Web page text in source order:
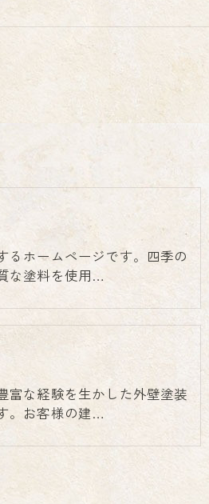
るホームページです。四季の
な塗料を使用…
富な経験を生かした外壁塗装
。お客様の建…